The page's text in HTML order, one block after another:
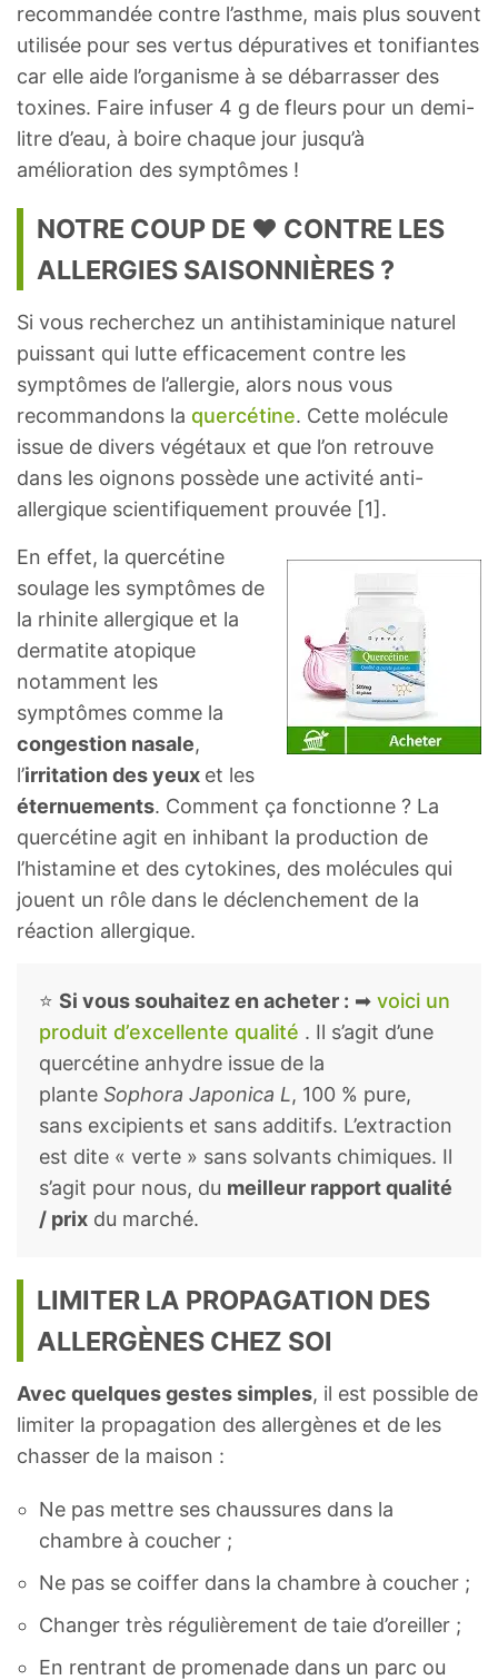
recommandée contre l’asthme, mais plus souvent
utilisée pour ses vertus dépuratives et tonifiantes
car elle aide l’organisme à se débarrasser des
toxines. Faire infuser 4 g de fleurs pour un demi-
litre d’eau, à boire chaque jour jusqu’à
amélioration des symptômes !
NOTRE COUP DE ❤ CONTRE LES
ALLERGIES SAISONNIÈRES ?
Si vous recherchez un antihistaminique naturel
puissant qui lutte efficacement contre les
symptômes de l’allergie, alors nous vous
recommandons la quercétine. Cette molécule
issue de divers végétaux et que l’on retrouve
dans les oignons possède une activité anti-
allergique scientifiquement prouvée [1].
En effet, la quercétine
soulage les symptômes de
la rhinite allergique et la
dermatite atopique
notamment les
symptômes comme la
congestion nasale,
l’irritation des yeux et les
éternuements. Comment ça fonctionne ? La
quercétine agit en inhibant la production de
l’histamine et des cytokines, des molécules qui
jouent un rôle dans le déclenchement de la
réaction allergique.
⭐ Si vous souhaitez en acheter : ➡ voici un
produit d’excellente qualité . Il s’agit d’une
quercétine anhydre issue de la
plante Sophora Japonica L, 100 % pure,
sans excipients et sans additifs. L’extraction
est dite « verte » sans solvants chimiques. Il
s’agit pour nous, du meilleur rapport qualité
/ prix du marché.
LIMITER LA PROPAGATION DES
ALLERGÈNES CHEZ SOI
Avec quelques gestes simples, il est possible de
limiter la propagation des allergènes et de les
chasser de la maison :
Ne pas mettre ses chaussures dans la
chambre à coucher ;
Ne pas se coiffer dans la chambre à coucher ;
Changer très régulièrement de taie d’oreiller ;
En rentrant de promenade dans un parc ou